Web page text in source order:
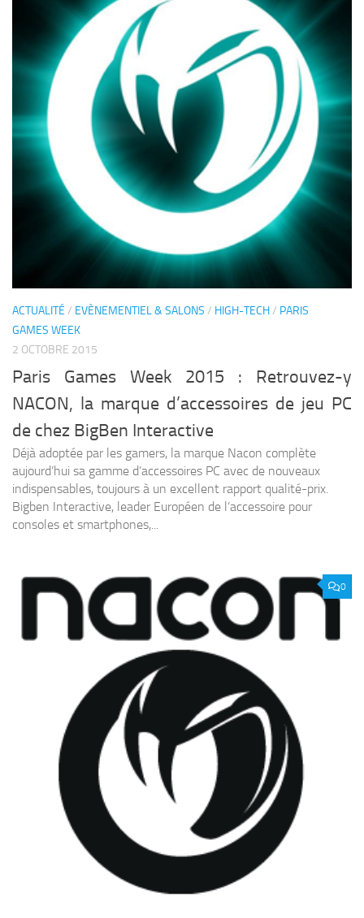
ACTUALITÉ / EVÈNEMENTIEL & SALONS / HIGH-TECH/ PARIS
GAMES WEEK
2 OCTOBRE 2015
Paris Games Week 2015 : Retrouvez-y
NACON, la marque d’accessoires de jeu PC
de chez BigBen Interactive
Déjà adoptée par les gamers, la marque Nacon complète
aujourd’hui sa gamme d’accessoires PC avec de nouveaux
indispensables, toujours à un excellent rapport qualité-prix.
Bigben Interactive, leader Européen de l’accessoire pour
consoles et smartphones,...
0